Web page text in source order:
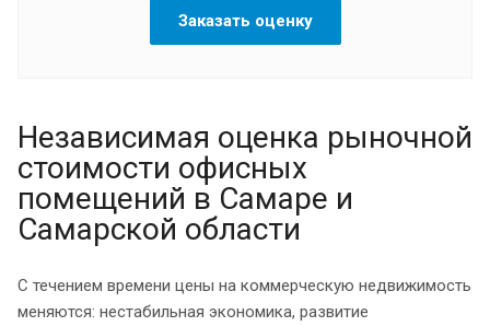
Заказать оценку
Независимая оценка рыночной
стоимости офисных
помещений в Самаре и
Самарской области
С течением времени цены на коммерческую недвижимость
меняются: нестабильная экономика, развитие